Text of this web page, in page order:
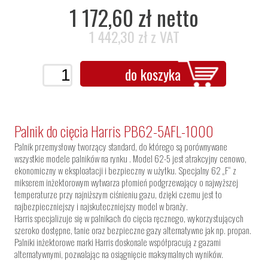
1 172,60 zł netto
1 442,30 zł z VAT
do koszyka
Palnik do cięcia Harris PB62-5AFL-1000
Palnik przemysłowy tworzący standard, do którego są porównywane
wszystkie modele palników na rynku . Model 62-5 jest atrakcyjny cenowo,
ekonomiczny w eksploatacji i bezpieczny w użytku. Specjalny 62 „F“ z
mikserem inżektorowym wytwarza płomień podgrzewający o najwyższej
temperaturze przy najniższym ciśnieniu gazu, dzięki czemu jest to
najbezpieczniejszy i najskuteczniejszy model w branży.
Harris specjalizuje się w palnikach do cięcia ręcznego, wykorzystujących
szeroko dostępne, tanie oraz bezpieczne gazy alternatywne jak np. propan.
Palniki inżektorowe marki Harris doskonale współpracują z gazami
alternatywnymi, pozwalając na osiągnięcie maksymalnych wyników.